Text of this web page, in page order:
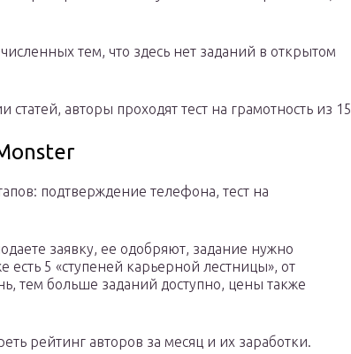
тем, что здесь нет заданий в открытом
статей, авторы проходят тест на грамотность из 15
подтверждение телефона, тест на
заявку, ее одобряют, задание нужно
есть 5 «ступеней карьерной лестницы», от
тем больше заданий доступно, цены также
рейтинг авторов за месяц и их заработки.